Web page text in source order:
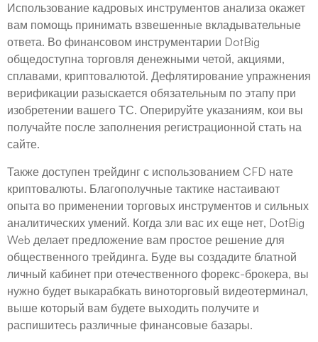
Использование кадровых инструментов анализа окажет
вам помощь принимать взвешенные вкладывательные
ответа. Во финансовом инструментарии DotBig
общедоступна торговля денежными четой, акциями,
сплавами, криптовалютой. Дефлятирование упражнения
верификации разыскается обязательным по этапу при
изобретении вашего ТС. Оперируйте указаниям, кои вы
получайте после заполнения регистрационной стать на
сайте.
Также доступен трейдинг с использованием CFD нате
криптовалюты. Благополучные тактике настаивают
опыта во применении торговых инструментов и сильных
аналитических умений. Когда зли вас их еще нет, DotBig
Web делает предложение вам простое решение для
общественного трейдинга. Буде вы создадите блатной
личный кабинет при отечественного форекс-брокера, вы
нужно будет выкарабкать виноторговый видеотерминал,
выше который вам будете выходить получите и
распишитесь различные финансовые базары.